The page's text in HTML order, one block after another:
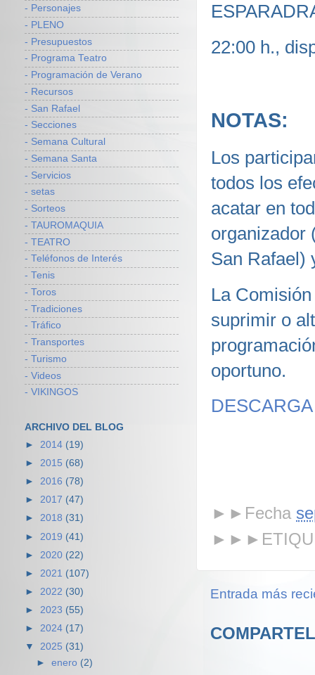
22:00 h.,
NOTAS:
Los
todos los
acatar en
organizador
San Rafael)
La
suprimir o
oportuno.
►►Fecha
Entrada más
- Personajes
- PLENO
- Presupuestos
- Programa Teatro
- Programación de Verano
- Recursos
- San Rafael
- Secciones
- Semana Cultural
- Semana Santa
- Servicios
- setas
- Sorteos
- TAUROMAQUIA
- TEATRO
- Teléfonos de Interés
- Tenis
- Toros
- Tradiciones
- Tráfico
- Transportes
- Turismo
- Videos
- VIKINGOS
ARCHIVO DEL BLOG
► 2014 (19)
► 2015 (68)
► 2016 (78)
► 2017 (47)
► 2018 (31)
► 2019 (41)
► 2020 (22)
► 2021 (107)
► 2022 (30)
► 2023 (55)
► 2024 (17)
▼ 2025 (31)
►enero (2)